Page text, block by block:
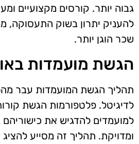
גבוה יותר. קורסים מקצועיים
להעניק יתרון בשוק התעסוקה,
שכר הוגן יותר.
הגשת מועמדות
תהליך הגשת המועמדות עבר
לדיגיטל. פלטפורמות הגשת
למועמדים להדגיש את
ומדויקת. תהליך זה מסייע